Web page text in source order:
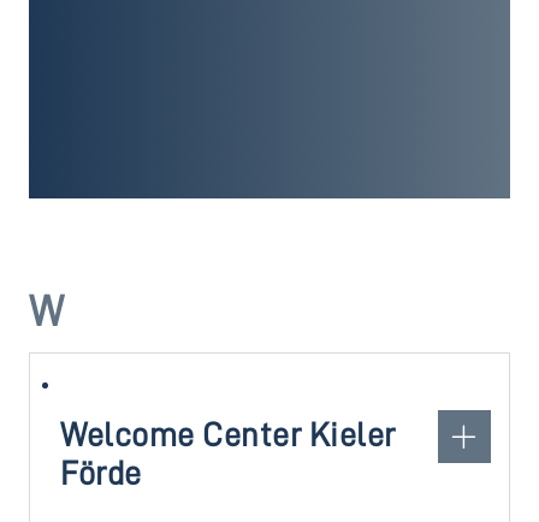
W
Welcome Center Kieler
Förde